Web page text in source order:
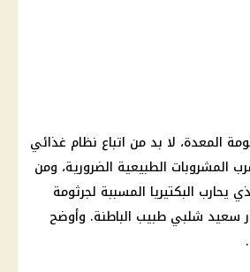
المعدة، لا بد من اتباع نظام غذائي
الطبيعية الضرورية، ومن
يحارب البكتيريا المسببة لجرثومة
سعيد شلبي طبيب الباطنة. وأوضح